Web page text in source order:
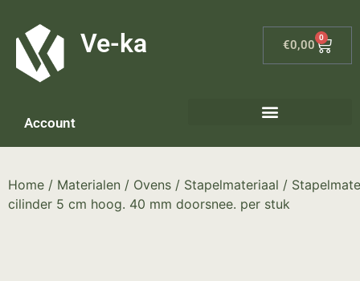
Ve-ka €0,00
0
Account
Home / Materialen / Ovens / Stapelmateriaal /
cilinder 5 cm hoog. 40 mm doorsnee. per stuk